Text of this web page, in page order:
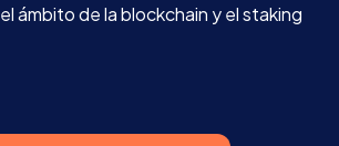
ámbito de la blockchain y el staking